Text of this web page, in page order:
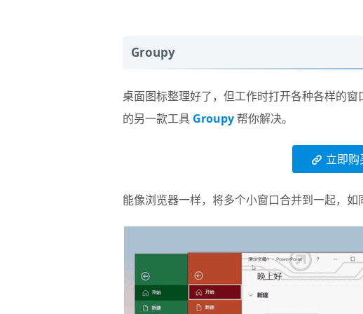
Groupy
桌面图标整理好了，但工作时打开各种各样的窗
的另一款工具 Groupy帮你解决。
立即
能像浏览器一样，将多个小窗口合并到一起，如